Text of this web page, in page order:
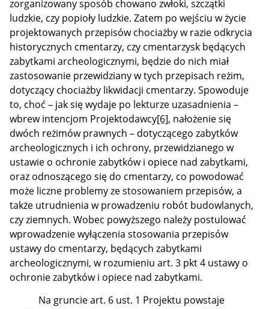
zorganizowany sposób chowano zwłoki, szczątki
ludzkie, czy popioły ludzkie. Zatem po wejściu w życie
projektowanych przepisów chociażby w razie odkrycia
historycznych cmentarzy, czy cmentarzysk będących
zabytkami archeologicznymi, będzie do nich miał
zastosowanie przewidziany w tych przepisach reżim,
dotyczący chociażby likwidacji cmentarzy. Spowoduje
to, choć – jak się wydaje po lekturze uzasadnienia –
wbrew intencjom Projektodawcy[6], nałożenie się
dwóch reżimów prawnych – dotyczącego zabytków
archeologicznych i ich ochrony, przewidzianego w
ustawie o ochronie zabytków i opiece nad zabytkami,
oraz odnoszącego się do cmentarzy, co powodować
może liczne problemy ze stosowaniem przepisów, a
także utrudnienia w prowadzeniu robót budowlanych,
czy ziemnych. Wobec powyższego należy postulować
wprowadzenie wyłączenia stosowania przepisów
ustawy do cmentarzy, będących zabytkami
archeologicznymi, w rozumieniu art. 3 pkt 4 ustawy o
ochronie zabytków i opiece nad zabytkami.
Na gruncie art. 6 ust. 1 Projektu powstaje